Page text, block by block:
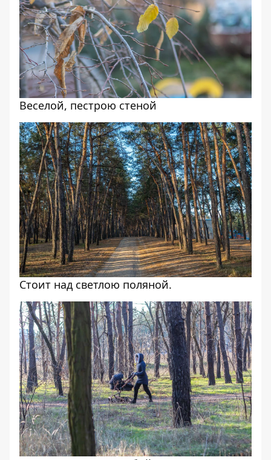
Веселой, пестрою стеной
Стоит над светлою поляной.